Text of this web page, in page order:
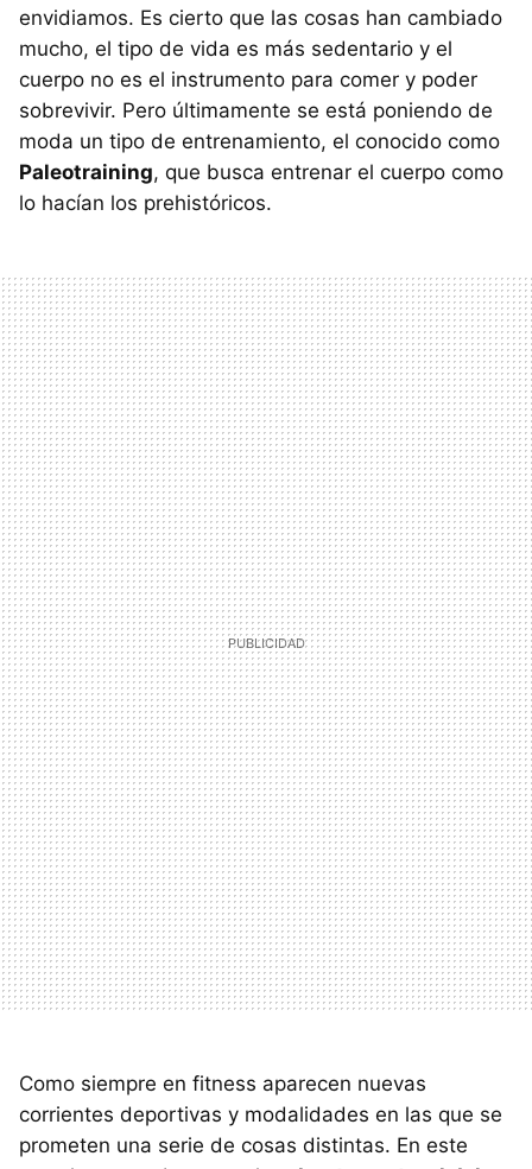
envidiamos. Es cierto que las cosas han cambiado
mucho, el tipo de vida es más sedentario y el
cuerpo no es el instrumento para comer y poder
sobrevivir. Pero últimamente se está poniendo de
moda un tipo de entrenamiento, el conocido como
Paleotraining, que busca entrenar el cuerpo como
lo hacían los prehistóricos.
Como siempre en fitness aparecen nuevas
corrientes deportivas y modalidades en las que se
prometen una serie de cosas distintas. En este